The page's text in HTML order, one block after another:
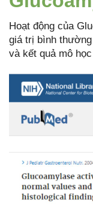
Hoạt động của
giá trị bình
và kết quả mô học